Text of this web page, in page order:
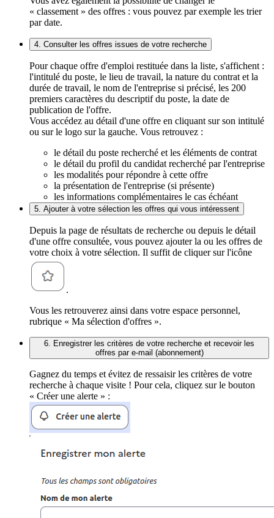
« classement » des offres : vous pouvez par exemple les trier
par date.
4. Consulter les offres issues de votre recherche
Pour chaque offre d'emploi restituée dans la liste, s'affichent :
l'intitulé du poste, le lieu de travail, la nature du contrat et la
durée de travail, le nom de l'entreprise si précisé, les 200
premiers caractères du descriptif du poste, la date de
publication de l'offre.
Vous accédez au détail d'une offre en cliquant sur son intitulé
ou sur le logo sur la gauche. Vous retrouvez :
le détail du poste recherché et les éléments de contrat
le détail du profil du candidat recherché par l'entreprise
les modalités pour répondre à cette offre
la présentation de l'entreprise (si présente)
les informations complémentaires le cas échéant
5. Ajouter à votre sélection les offres qui vous intéressent
Depuis la page de résultats de recherche ou depuis le détail
d'une offre consultée, vous pouvez ajouter la ou les offres de
votre choix à votre sélection. Il suffit de cliquer sur l'icône
.
Vous les retrouverez ainsi dans votre espace personnel,
rubrique « Ma sélection d'offres ».
6. Enregistrer les critères de votre recherche et recevoir les
offres par e-mail (abonnement)
Gagnez du temps et évitez de ressaisir les critères de votre
recherche à chaque visite ! Pour cela, cliquez sur le bouton
« Créer une alerte » :